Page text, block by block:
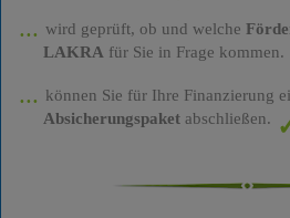
wird geprüft, ob und welche
LAKRA für Sie in Frage kommen.
können Sie für Ihre Finanzierung
Absicherungspaketabschließen.